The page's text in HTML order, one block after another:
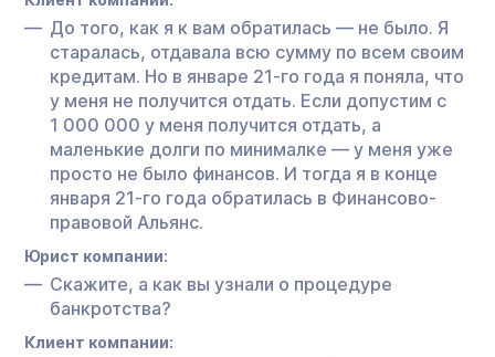
До того, как я к вам обратилась — не было. Я
старалась, отдавала всю сумму по всем своим
кредитам. Но в январе 21-го года я поняла, что
у меня не получится отдать. Если допустим с
1 000 000 у меня получится отдать, а
маленькие долги по минималке — у меня уже
просто не было финансов. И тогда я в конце
января 21-го года обратилась в Финансово-
правовой Альянс.
Юрист компании:
Скажите, а как вы узнали о процедуре
банкротства?
Клиент компании: